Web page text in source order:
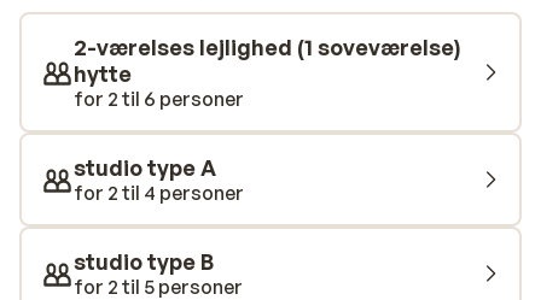
du nyde en frisk morgenmad om morgenen? Det kan du
nemt få, for der er et bageri under boligen, så friske
croissanter er aldrig langt væk her.
2-værelses lejlighed (1 soveværelse)
hytte
for 2 til 6 personer
studio type A
for 2 til 4 personer
studio type B
for 2 til 5 personer